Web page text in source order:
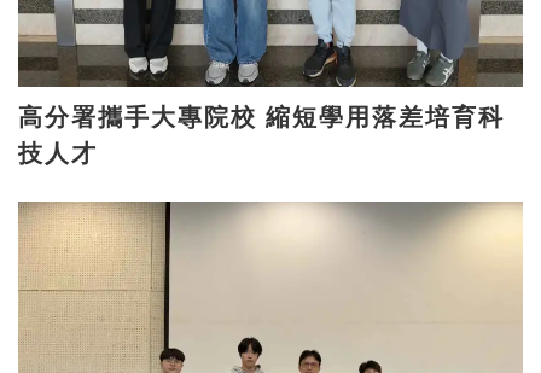
高分署攜手大專院校 縮短學用落差培育科
技人才